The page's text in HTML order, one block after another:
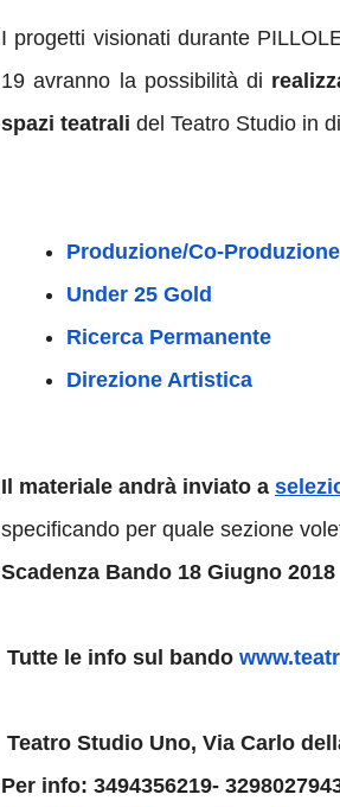
I progetti visionati durante
19 avranno la possibilità di
spazi teatrali del Teatro Studio in
Produzione/Co-Produzione
Under 25 Gold
Ricerca Permanente
Direzione Artistica
Il materiale andrà inviato a
specificando per quale sezione
Scadenza Bando 18 Giugno 2018
Tutte le info sul bando
Teatro Studio Uno, Via Carlo
Per info: 3494356219-